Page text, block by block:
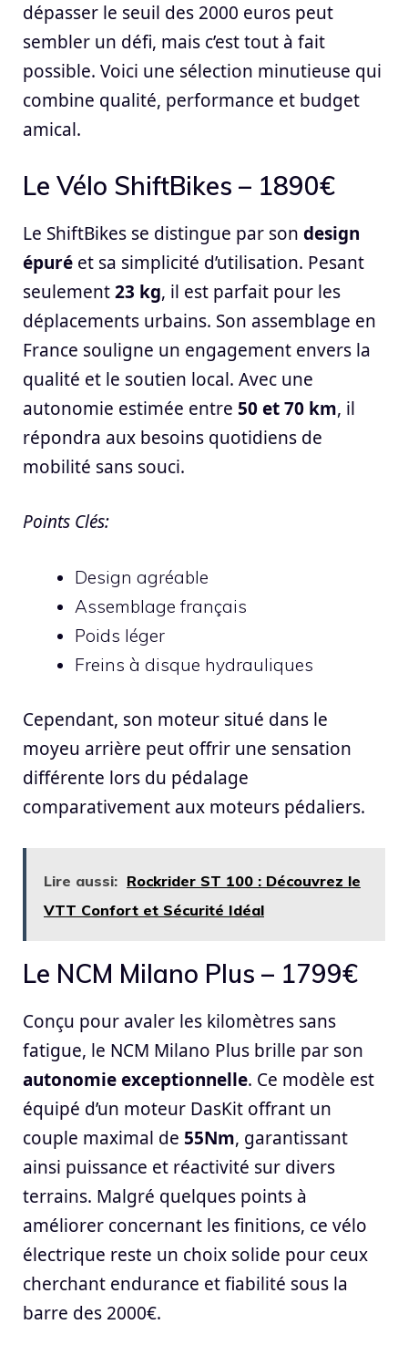
dépasser le seuil des 2000 euros peut
sembler un défi, mais c’est tout à fait
possible. Voici une sélection minutieuse qui
combine qualité, performance et budget
amical.
Le Vélo ShiftBikes – 1890€
Le ShiftBikes se distingue par son design
épuré et sa simplicité d’utilisation. Pesant
seulement23 kg, il est parfait pour les
déplacements urbains. Son assemblage en
France souligne un engagement envers la
qualité et le soutien local. Avec une
autonomie estimée entre 50 et 70 km, il
répondra aux besoins quotidiens de
mobilité sans souci.
Points Clés:
Design agréable
Assemblage français
Poids léger
Freins à disque hydrauliques
Cependant, son moteur situé dans le
moyeu arrière peut offrir une sensation
différente lors du pédalage
comparativement aux moteurs pédaliers.
Lire aussi: Rockrider ST 100 : Découvrez le
VTT Confort et Sécurité Idéal
Le NCM Milano Plus – 1799€
Conçu pour avaler les kilomètres sans
fatigue, le NCM Milano Plus brille par son
autonomie exceptionnelle. Ce modèle est
équipé d’un moteur DasKit offrant un
couple maximal de 55Nm, garantissant
ainsi puissance et réactivité sur divers
terrains. Malgré quelques points à
améliorer concernant les finitions, ce vélo
électrique reste un choix solide pour ceux
cherchant endurance et fiabilité sous la
barre des 2000€.